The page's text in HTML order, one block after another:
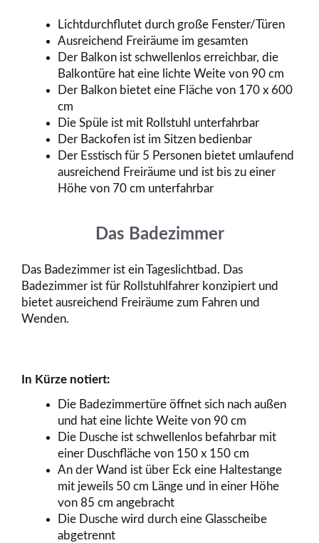
Lichtdurchflutet durch große Fenster/Türen
Ausreichend Freiräume im gesamten
Der Balkon ist schwellenlos erreichbar, die
Balkontüre hat eine lichte Weite von 90 cm
Der Balkon bietet eine Fläche von 170 x 600
cm
Die Spüle ist mit Rollstuhl unterfahrbar
Der Backofen ist im Sitzen bedienbar
Der Esstisch für 5 Personen bietet umlaufend
ausreichend Freiräume und ist bis zu einer
Höhe von 70 cm unterfahrbar
Das Badezimmer
Das Badezimmer ist ein Tageslichtbad. Das
Badezimmer ist für Rollstuhlfahrer konzipiert und
bietet ausreichend Freiräume zum Fahren und
Wenden.
In Kürze notiert:
Die Badezimmertüre öffnet sich nach außen
und hat eine lichte Weite von 90 cm
Die Dusche ist schwellenlos befahrbar mit
einer Duschfläche von 150 x 150 cm
An der Wand ist über Eck eine Haltestange
mit jeweils 50 cm Länge und in einer Höhe
von 85 cm angebracht
Die Dusche wird durch eine Glasscheibe
abgetrennt